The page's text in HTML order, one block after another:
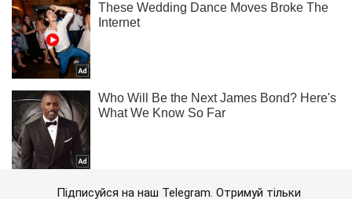
Підписуйся на наш Telegram. Отримуй тільки